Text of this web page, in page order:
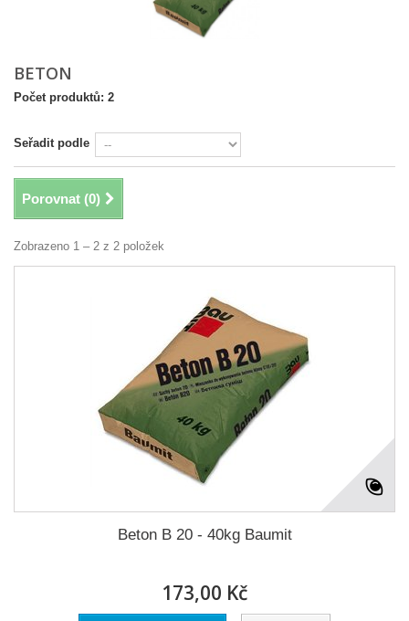
BETON
Počet produktů: 2
Seřadit podle
Porovnat (0)
Zobrazeno 1 – 2 z 2 položek
Beton B 20 - 40kg Baumit
173,00 Kč